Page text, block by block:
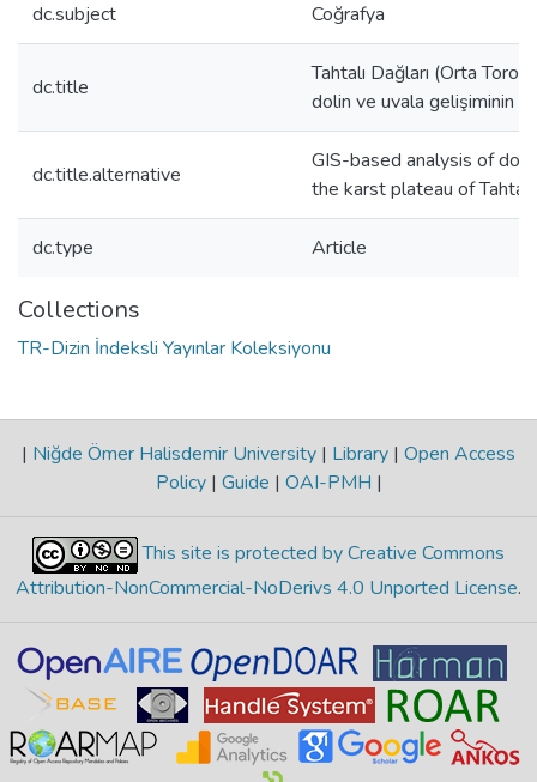
dc.subject Coğrafya
dc.title
Tahtalı Dağları (Orta
dolin ve uvala gelişiminin
dc.title.alternative
GIS-based analysis of
the karst plateau of
dc.type Article
Collections
TR-Dizin İndeksli Yayınlar Koleksiyonu
| Niğde Ömer Halisdemir University | Library | Open Access
Policy | Guide | OAI-PMH |
This site is protected by Creative Commons
Attribution-NonCommercial-NoDerivs 4.0 Unported License.